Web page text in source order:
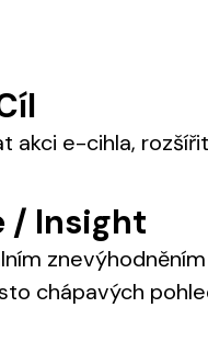
akci e-cihla,
/ Insight
chápavých